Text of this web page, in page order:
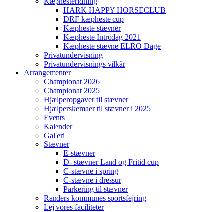
HARK HAPPY HORSECLUB
DRF kæpheste cup
Kæpheste stævner
Kæpheste Introdag 2021
Kæpheste stævne ELRO Dage
Privatundervisning
Privatundervisnings vilkår
Arrangementer
Championat 2026
Championat 2025
Hjælperopgaver til stævner
Hjælperskemaer til stævner i 2025
Events
Kalender
Galleri
Stævner
E-stævner
D- stævner Land og Fritid cup
C-stævne i spring
C-stævne i dressur
Parkering til stævner
Randers kommunes sportsfejring
Lej vores faciliteter